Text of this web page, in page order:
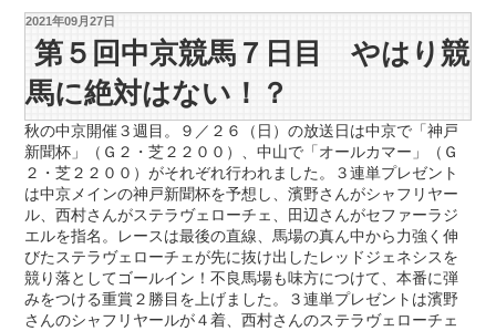
2021年09月27日
第５回中京競馬７日目 やはり競
馬に絶対はない！？
秋の中京開催３週目。９／２６（日）の放送日は中京で「神戸
新聞杯」（Ｇ２・芝２２００）、中山で「オールカマー」（Ｇ
２・芝２２００）がそれぞれ行われました。３連単プレゼント
は中京メインの神戸新聞杯を予想し、濱野さんがシャフリヤー
ル、西村さんがステラヴェローチェ、田辺さんがセファーラジ
エルを指名。レースは最後の直線、馬場の真ん中から力強く伸
びたステラヴェローチェが先に抜け出したレッドジェネシスを
競り落としてゴールイン！不良馬場も味方につけて、本番に弾
みをつける重賞２勝目を上げました。３連単プレゼントは濱野
さんのシャフリヤールが４着、西村さんのステラヴェローチェ